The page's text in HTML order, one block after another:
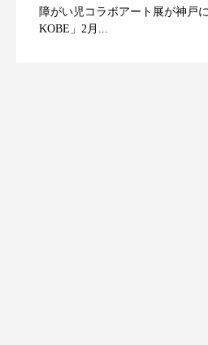
障がい児コラボアート展が神戸
KOBE」2月...